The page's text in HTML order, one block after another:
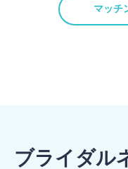
マッチ
ブライダル